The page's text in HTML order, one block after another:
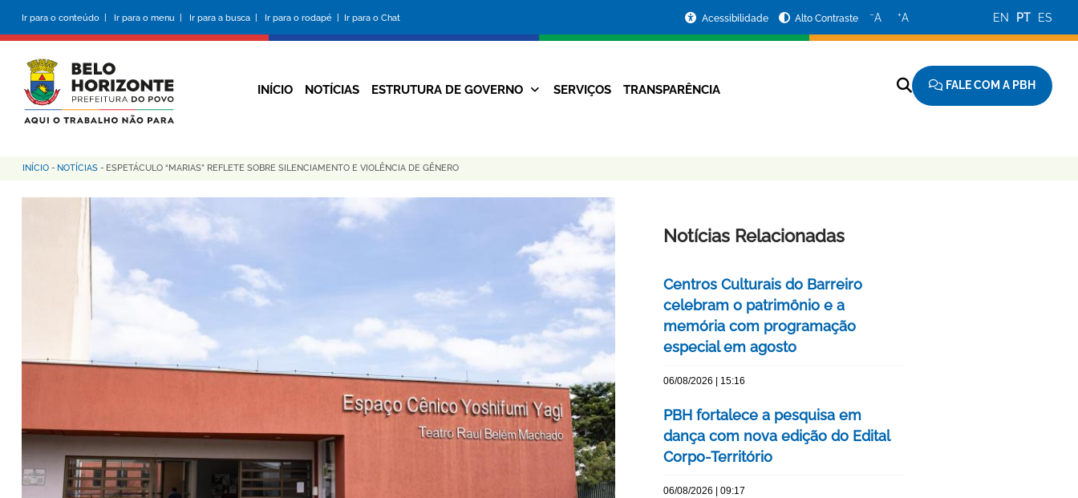
conteúdo
principal
Ir para o conteúdo | Ir para o menu | Ir para a busca | Ir para o rodapé | Ir para o Chat
da
Prefeitura
Acessibilidade Alto Contraste −A +A EN PT ES
Navegação
INÍCIO NOTÍCIAS ESTRUTURA DE GOVERNO SERVIÇOS TRANSPARÊNCIA FALE COM A PBH
Trilha
de
navegação
INÍCIO - NOTÍCIAS - ESPETÁCULO “MARIAS” REFLETE SOBRE SILENCIAMENTO E VIOLÊNCIA DE GÊNERO
Notícias Relacionadas
Centros Culturais do Barreiro
celebram o patrimônio e a
memória com programação
especial em agosto
06/08/2026 | 15:16
PBH fortalece a pesquisa em
dança com nova edição do Edital
Corpo-Território
06/08/2026 | 09:17